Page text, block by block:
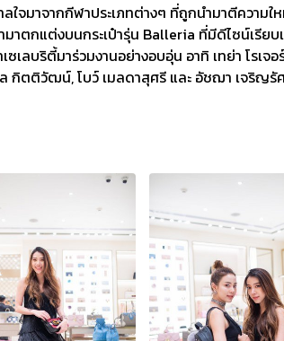
มาจากกีฬาประเภทต่างๆ ที่ถูกนำมาตีความให
ตกแต่งบนกระเป๋ารุ่น Balleria ที่มีดีไซน์เรียบ
เลบริตี้มาร่วมงานอย่างอบอุ่น อาทิ เทย่า โรเ
ตติวัฒน์, โบว์ เมลดาสุศรี และ อัชฌา เจริญรัศ